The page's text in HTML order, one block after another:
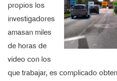
propios los
investigadores
amasan miles
de horas de
vídeo con los
que trabajar, es complicado